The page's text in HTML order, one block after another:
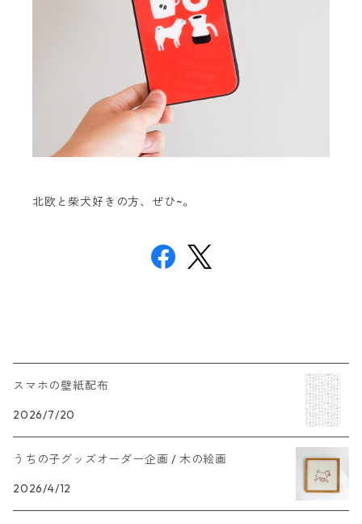
北欧と柴犬好きの方、ぜひ~。
スマホの壁紙配布
2026/7/20
うちの子グッズオーダー企画 / 木の絵画
2026/4/12